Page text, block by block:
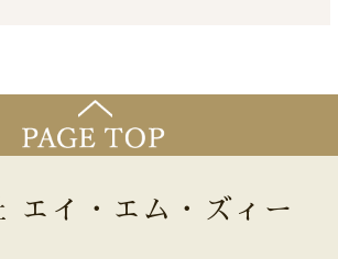
エイ・エム・ズィー